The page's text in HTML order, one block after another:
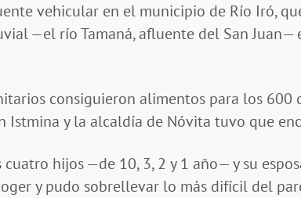
vehicular en el municipio de Río Iró,
—el río Tamaná, afluente del San
consiguieron alimentos para los 600
Istmina y la alcaldía de Nóvita tuvo que
hijos —de 10, 3, 2 y 1 año— y su
y pudo sobrellevar lo más difícil del